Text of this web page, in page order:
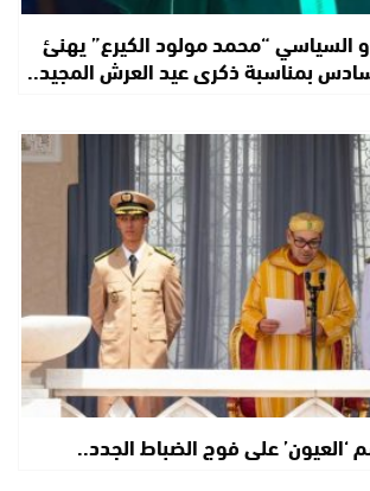
و السياسي “محمد مولود الكيرع” يهنئ
بمناسبة ذكرى عيد العرش المجيد..
على فوج الضباط الجدد..